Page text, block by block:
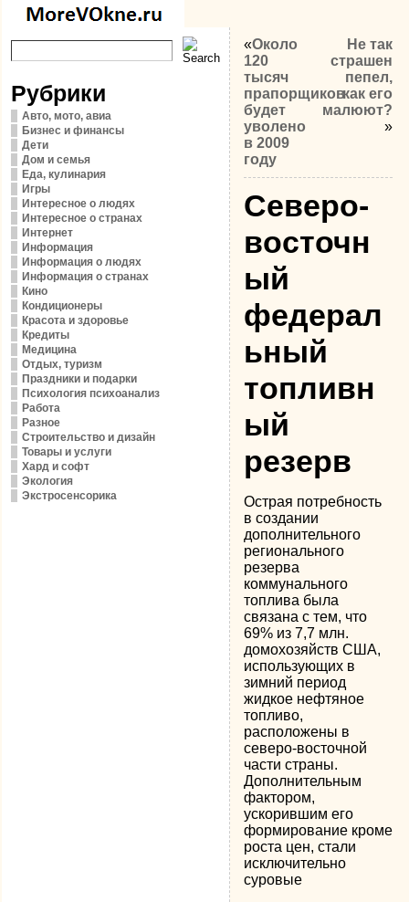
Рубрики
Авто, мото, авиа
Бизнес и финансы
Дети
Дом и семья
Еда, кулинария
Игры
Интересное о людях
Интересное о странах
Интернет
Информация
Информация о людях
Информация о странах
Кино
Кондиционеры
Красота и здоровье
Кредиты
Медицина
Отдых, туризм
Праздники и подарки
Психология психоанализ
Работа
Разное
Строительство и дизайн
Товары и услуги
Хард и софт
Экология
Экстросенсорика
«Около
120
тысяч
прапорщиков
будет
уволено
в 2009
году
Не так
страшен
пепел,
как его
малюют?
»
Северо-
восточн
ый
федерал
ьный
топливн
ый
резерв
Острая потребность
в создании
дополнительного
регионального
резерва
коммунального
топлива была
связана с тем, что
69% из 7,7 млн.
домохозяйств США,
использующих в
зимний период
жидкое нефтяное
топливо,
расположены в
северо-восточной
части страны.
Дополнительным
фактором,
ускорившим его
формирование кроме
роста цен, стали
исключительно
суровые